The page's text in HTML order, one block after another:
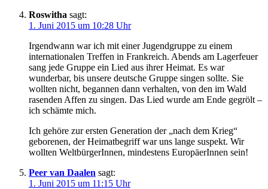
Roswitha sagt:
1. Juni 2015 um 10:28 Uhr
Irgendwann war ich mit einer Jugendgruppe zu einem
internationalen Treffen in Frankreich. Abends am Lagerfeuer
sang jede Gruppe ein Lied aus ihrer Heimat. Es war
wunderbar, bis unsere deutsche Gruppe singen sollte. Sie
wollten nicht, begannen dann verhalten, von den im Wald
rasenden Affen zu singen. Das Lied wurde am Ende gegrölt –
ich schämte mich.
Ich gehöre zur ersten Generation der „nach dem Krieg“
geborenen, der Heimatbegriff war uns lange suspekt. Wir
wollten WeltbürgerInnen, mindestens EuropäerInnen sein!
Peer van Daalen sagt:
1. Juni 2015 um 11:15 Uhr